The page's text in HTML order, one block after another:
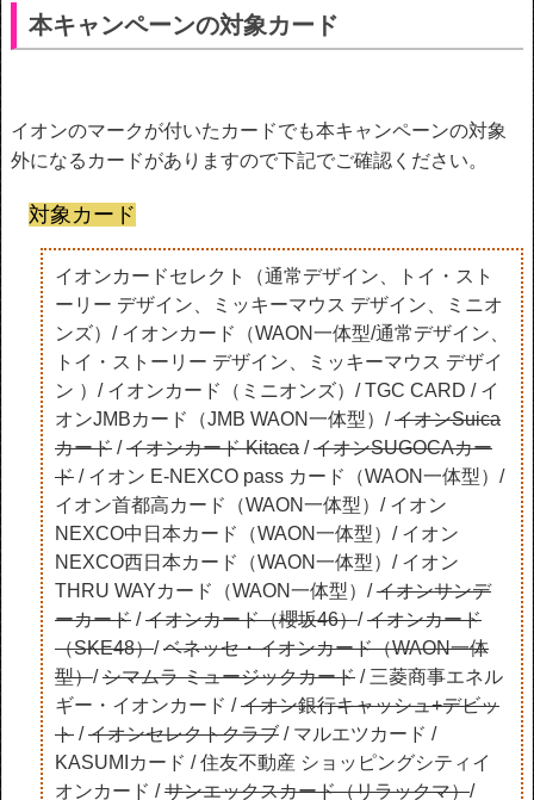
本キャンペーンの対象カード
イオンのマークが付いたカードでも本キャンペーンの対象
外になるカードがありますので下記でご確認ください。
対象カード
イオンカードセレクト（通常デザイン、トイ・スト
ーリー デザイン、ミッキーマウス デザイン、ミニオ
ンズ）/ イオンカード（WAON一体型/通常デザイン、
トイ・ストーリー デザイン、ミッキーマウス デザイ
ン ）/ イオンカード（ミニオンズ）/ TGC CARD / イ
オンJMBカード（JMB WAON一体型）/イオンSuica
カード /イオンカード Kitaca /イオンSUGOCAカー
ド / イオン E-NEXCO pass カード（WAON一体型）/
イオン首都高カード（WAON一体型）/ イオン
NEXCO中日本カード（WAON一体型）/ イオン
NEXCO西日本カード（WAON一体型）/ イオン
THRU WAYカード（WAON一体型）/イオンサンデ
ーカード /イオンカード（櫻坂46）/イオンカード
（SKE48）/ベネッセ・イオンカード（WAON一体
型）/シマムラ ミュージックカード / 三菱商事エネル
ギー・イオンカード /イオン銀行キャッシュ+デビッ
ト /イオンセレクトクラブ / マルエツカード /
KASUMIカード / 住友不動産 ショッピングシティイ
オンカード /サンエックスカード（リラックマ）/